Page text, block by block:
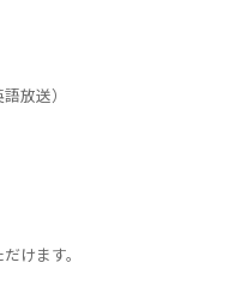
放送）
けます。